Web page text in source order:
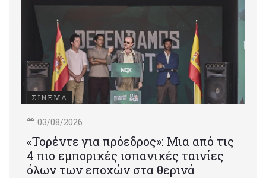
ΣΙΝΕΜΑ
03/08/2026
«Τορέντε για πρόεδρος»: Mια από τις
4 πιο εμπορικές ισπανικές ταινίες
όλων των εποχών στα θερινά